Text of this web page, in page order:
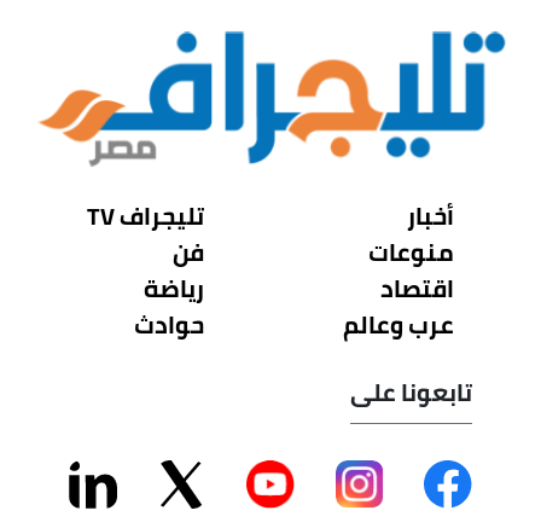
أخبار
منوعات
اقتصاد
عرب وعالم
تليجراف TV
فن
رياضة
حوادث
تابعونا على